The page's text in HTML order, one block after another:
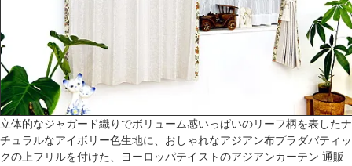
立体的なジャガード織りでボリューム感いっぱいのリーフ柄を表したナ
チュラルなアイボリー色生地に、おしゃれなアジアン布プラダバティッ
クの上フリルを付けた、ヨーロッパテイストのアジアンカーテン 通販